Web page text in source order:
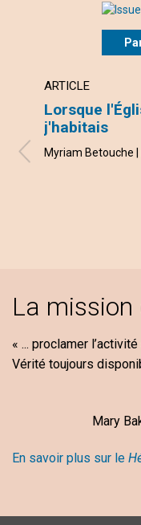
ARTICLE
Lorsque
j'habitais
Myriam Betouche
La mission
« ... proclamer
Vérité toujours
Mary Baker
En savoir plus sur le